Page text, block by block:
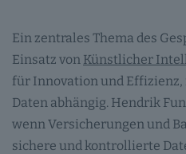
Ein zentrales Thema des
Einsatz von Künstlicher
für Innovation und
Daten abhängig. Hendrik
wenn Versicherungen und
sichere und kontrollierte